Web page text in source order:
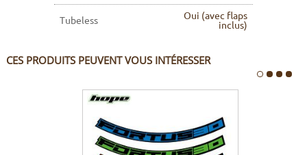
Tubeless Oui (avec flaps
inclus)
CES PRODUITS PEUVENT VOUS INTÉRESSER